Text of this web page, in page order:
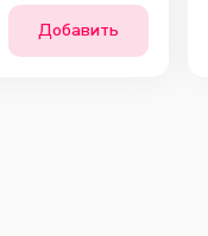
Добавить